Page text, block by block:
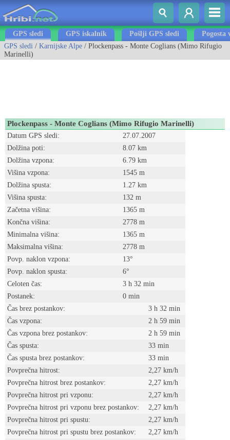
GPS sledi GPS iskalnik Pošlji GPS sledi
Pogosta
GPS sledi / Karnijske Alpe / Plockenpass - Monte Coglians (Mimo Rifugio
Marinelli)
Plockenpass - Monte Coglians (Mimo Rifugio Marinelli)
Datum GPS sledi:
27.07.2007
Dolžina poti:
8.07 km
Dolžina vzpona:
6.79 km
Višina vzpona:
1545 m
Dolžina spusta:
1.27 km
Višina spusta:
132 m
Začetna višina:
1365 m
Končna višina:
2778 m
Minimalna višina:
1365 m
Maksimalna višina:
2778 m
Povp. naklon vzpona:
13°
Povp. naklon spusta:
6°
Celoten čas:
3 h 32 min
Postanek:
0 min
Čas brez postankov:
3 h 32 min
Čas vzpona:
2 h 59 min
Čas vzpona brez postankov:
2 h 59 min
Čas spusta:
33 min
Čas spusta brez postankov:
33 min
Povprečna hitrost:
2,27 km/h
Povprečna hitrost brez postankov:
2,27 km/h
Povprečna hitrost pri vzponu:
2,27 km/h
Povprečna hitrost pri vzponu brez postankov:
2,27 km/h
Povprečna hitrost pri spustu:
2,27 km/h
Povprečna hitrost pri spustu brez postankov:
2,27 km/h